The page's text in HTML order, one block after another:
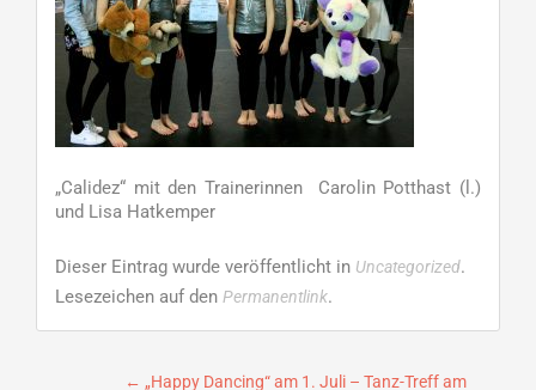
„Calidez“ mit den Trainerinnen Carolin Potthast (l.)
und Lisa Hatkemper
Dieser Eintrag wurde veröffentlicht in Uncategorized.
Lesezeichen auf den Permanentlink.
← „Happy Dancing“ am 1. Juli – Tanz-Treff am